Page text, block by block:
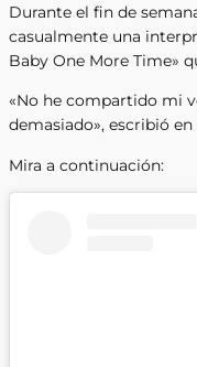
Durante el fin de
casualmente una
Baby One More Time»
«No he compartido mi
demasiado», escribió
Mira a continuación: